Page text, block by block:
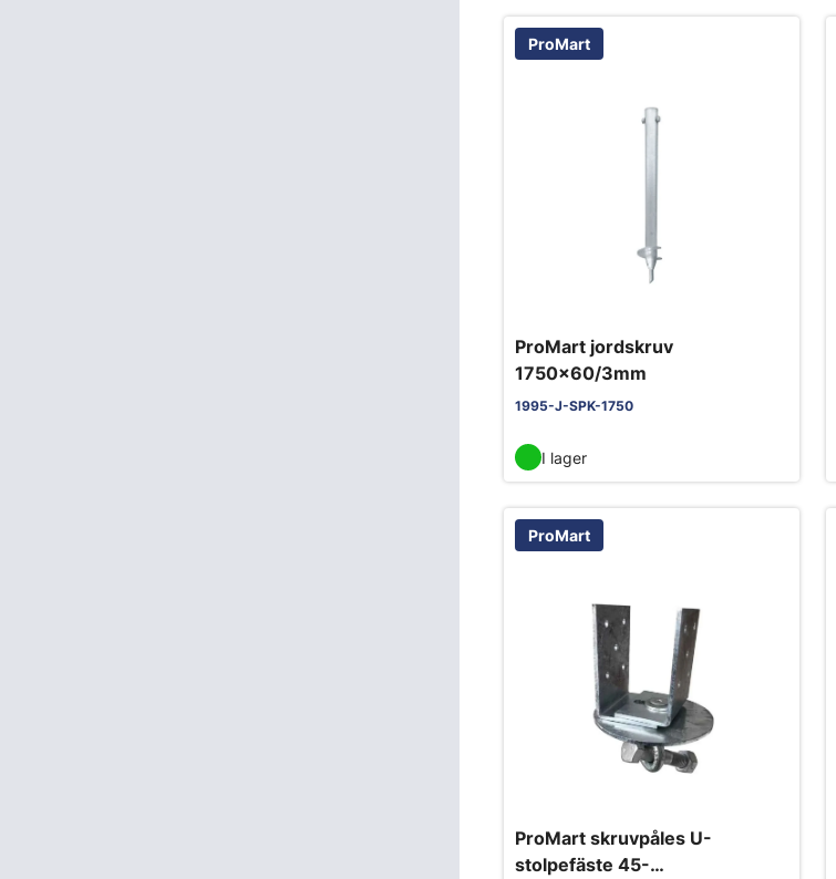
ProMart
ProMart jordskruv
1750x60/3mm
1995-J-SPK-1750
I lager
ProMart
ProMart skruvpåles U-
stolpefäste 45-